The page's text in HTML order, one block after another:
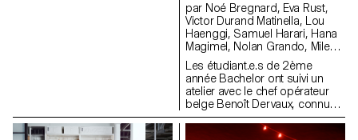
par Noé Bregnard, Eva Rust,
Victor Durand Matinella, Lou
Haenggi, Samuel Harari, Hana
Magimel, Nolan Grando, Mileny
Viera de Andrade, Zélia Zanone
Les étudiant.e.s de 2ème
année Bachelor ont suivi un
atelier avec le chef opérateur
belge Benoît Dervaux, connu
pour son travail sur les films
des frères Dardenne. Il a